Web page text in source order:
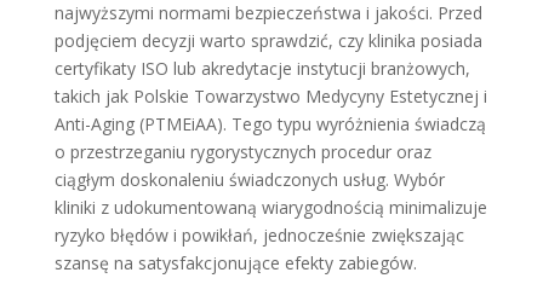
najwyższymi normami bezpieczeństwa i jakości. Przed
podjęciem decyzji warto sprawdzić, czy klinika posiada
certyfikaty ISO lub akredytacje instytucji branżowych,
takich jak Polskie Towarzystwo Medycyny Estetycznej i
Anti-Aging (PTMEiAA). Tego typu wyróżnienia świadczą
o przestrzeganiu rygorystycznych procedur oraz
ciągłym doskonaleniu świadczonych usług. Wybór
kliniki z udokumentowaną wiarygodnością minimalizuje
ryzyko błędów i powikłań, jednocześnie zwiększając
szansę na satysfakcjonujące efekty zabiegów.